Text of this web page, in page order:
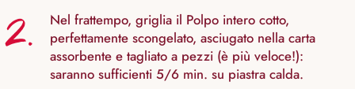
2.
Nel frattempo, griglia il Polpo intero cotto,
perfettamente scongelato, asciugato nella carta
assorbente e tagliato a pezzi (è più veloce!):
saranno sufficienti 5/6 min. su piastra calda.